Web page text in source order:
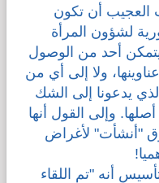
العجيب أن تكون
لشؤون المرأة
أحد من الوصول
ولا إلى أي من
يدعونا إلى الشك
وإلى القول أنها
"أنشأت" لأغراض
أنه "تم اللقاء